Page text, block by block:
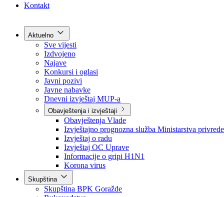
Kontakt
Aktuelno
Sve vijesti
Izdvojeno
Najave
Konkursi i oglasi
Javni pozivi
Javne nabavke
Dnevni izvještaj MUP-a
Obavještenja i izvještaji
Obavještenja Vlade
Izvještajno prognozna služba Ministarstva privrede
Izvještaj o radu
Izvještaj OC Uprave
Informacije o gripi H1N1
Korona virus